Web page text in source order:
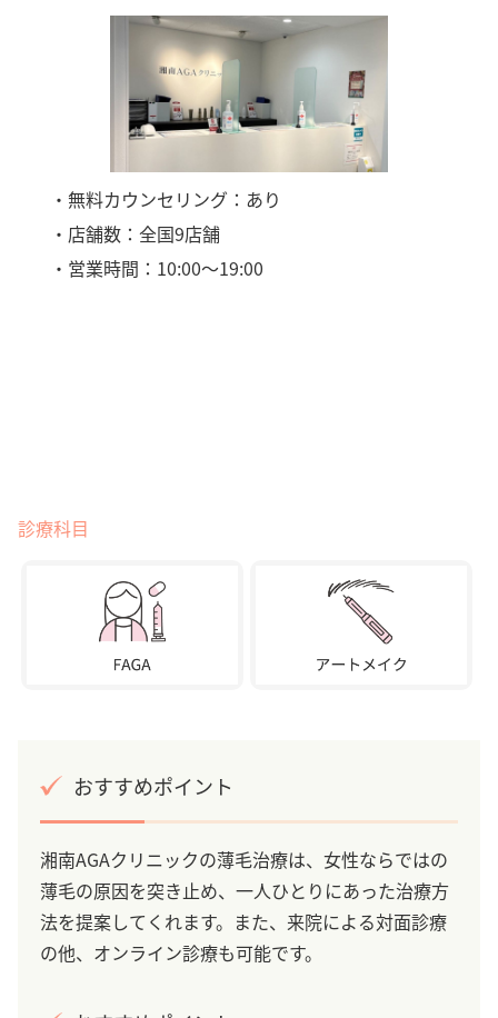
・無料カウンセリング：あり
・店舗数：全国9店舗
・営業時間：10:00〜19:00
診療科目
おすすめポイント
湘南AGAクリニックの薄毛治療は、女性ならではの
薄毛の原因を突き止め、一人ひとりにあった治療方
法を提案してくれます。また、来院による対面診療
の他、オンライン診療も可能です。